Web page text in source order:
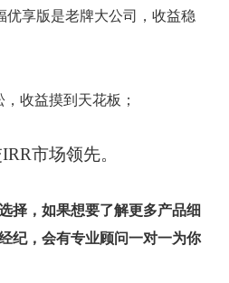
优享版是老牌大公司，收益稳
收益摸到天花板；
市场领先。
择，如果想要了解更多产品细
纪，会有专业顾问一对一为你